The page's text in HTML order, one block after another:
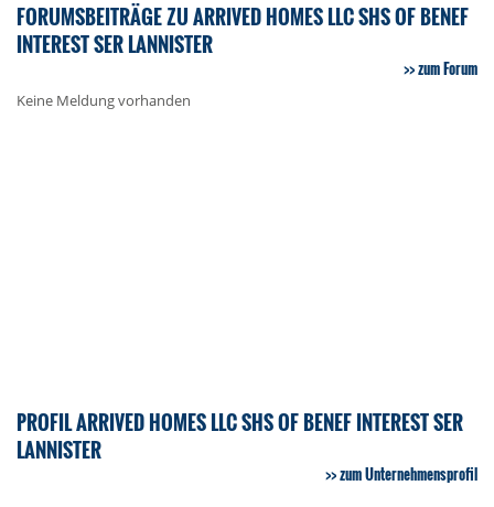
FORUMSBEITRÄGE ZU ARRIVED HOMES LLC SHS OF BENEF
INTEREST SER LANNISTER
zum Forum
Keine Meldung vorhanden
PROFIL ARRIVED HOMES LLC SHS OF BENEF INTEREST SER
LANNISTER
zum Unternehmensprofil